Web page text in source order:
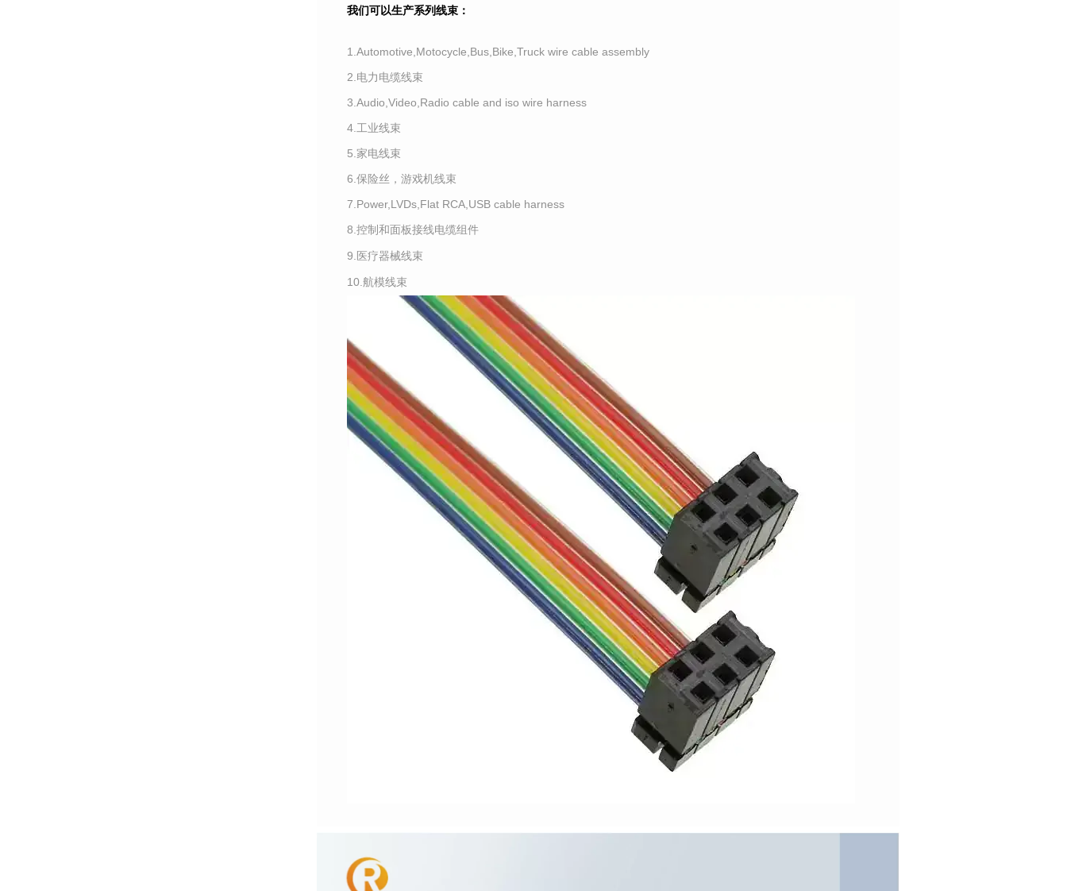
我们可以生产系列线束：
1.Automotive,Motocycle,Bus,Bike,Truck wire cable assembly
2.电力电缆线束
3.Audio,Video,Radio cable and iso wire harness
4.工业线束
5.家电线束
6.保险丝，游戏机线束
7.Power,LVDs,Flat RCA,USB cable harness
8.控制和面板接线电缆组件
9.医疗器械线束
10.航模线束